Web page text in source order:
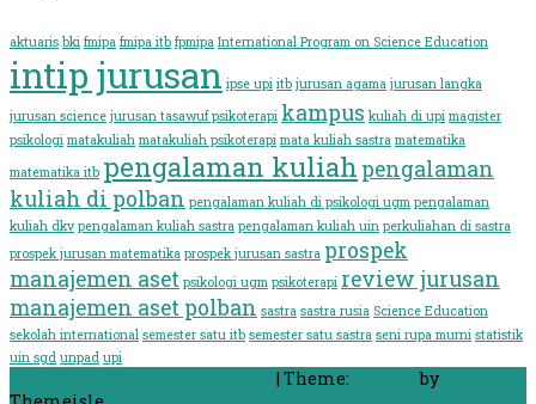
aktuaris bki fmipa fmipa itb fpmipa International Program on Science Education
intip jurusan ipse upi itb jurusan agama jurusan langka
jurusan science jurusan tasawuf psikoterapi kampus kuliah di upi magister
psikologi matakuliah matakuliah psikoterapi mata kuliah sastra matematika
matematika itb pengalaman kuliah pengalaman
kuliah di polban pengalaman kuliah di psikologi ugm pengalaman
kuliah dkv pengalaman kuliah sastra pengalaman kuliah uin perkuliahan di sastra
prospek jurusan matematika prospek jurusan sastra prospek
manajemen aset psikologi ugm psikoterapi review jurusan
manajemen aset polban sastra sastra rusia Science Education
sekolah international semester satu itb semester satu sastra seni rupa murni statistik
uin sgd unpad upi
| Theme:
by